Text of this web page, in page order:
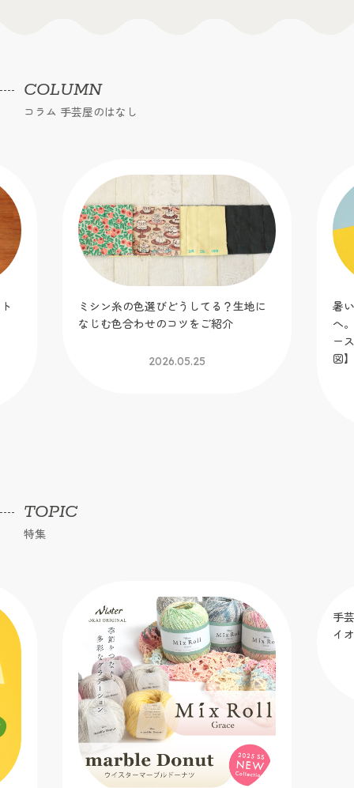
COLUMN
コラム 手芸屋のはなし
ミシン糸の色選びどうしてる？生地に
なじむ色合わせのコツをご紹介
2026.05.25
暑
へ
ー
図】
TOPIC
特集